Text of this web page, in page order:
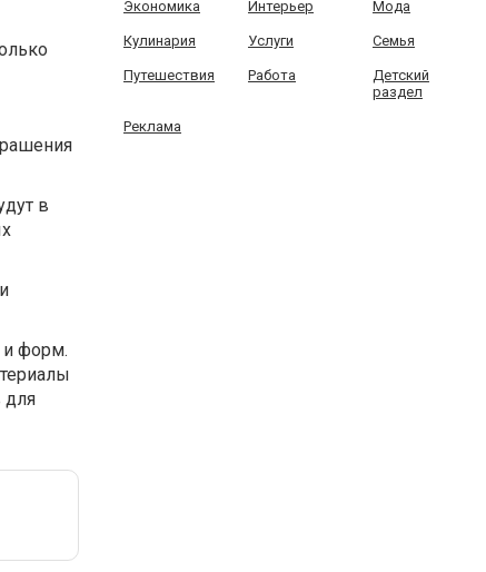
в
и форм.
для
Экономика Интерьер Мода
Кулинария Услуги Семья
Путешествия Работа
Детский
раздел
Реклама